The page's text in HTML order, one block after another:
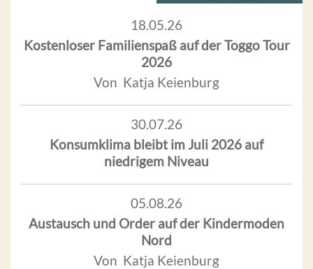
18.05.26
Kostenloser Familienspaß auf der Toggo Tour
2026
Von Katja Keienburg
30.07.26
Konsumklima bleibt im Juli 2026 auf
niedrigem Niveau
05.08.26
Austausch und Order auf der Kindermoden
Nord
Von Katja Keienburg